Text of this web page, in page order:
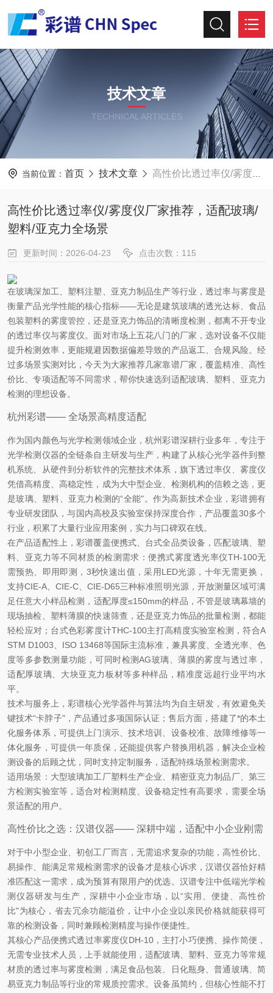
技术文章
TECHNICAL ARTICLES
当前位置： 首页 技术文章 高性价比透过率仪/雾度仪厂家推荐，适配玻璃/塑料/亚克力全场景
高性价比透过率仪/雾度仪厂家推荐，适配玻璃/
塑料/亚克力全场景
更新时间：2026-04-23 点击次数：115
在玻璃深加工、塑料注塑、亚克力制品生产等行业，透过率与雾度是
衡量产品光学性能的核心指标——无论是建筑玻璃的透光达标、食品
包装塑料的雾度管控，还是亚克力饰品的清晰度检测，都离不开专业
的透过率仪与雾度仪。面对市场上五花八门的厂家，选对设备不仅能
提升检测效率，更能规避因数据偏差导致的产品返工、合规风险。经
过多场景实测对比，今天为大家推荐几家靠谱厂家，覆盖精准、高性
价比、专项适配等不同需求，帮你快速选到适配玻璃、塑料、亚克力
检测的理想设备。
杭州彩谱—— 全场景高精度适配
作为国内颜色与光学检测领域企业，杭州彩谱深耕行业多年，专注于
光学检测仪器的全链条自主研发与生产，构建了从核心光学器件到整
机系统、从硬件到分析软件的完整技术体系，旗下透过率仪、雾度仪
凭借高精度、高稳定性，成为大中型企业、检测机构的信赖之选，更
是玻璃、塑料、亚克力检测的“全能"。作为高新技术企业，彩谱拥有
专业研发团队，与国内高校及实验室保持深度合作，产品覆盖30多个
行业，积累了大量行业应用案例，实力与口碑双在线。
在产品适配性上，彩谱覆盖便携式、台式全品类设备，匹配玻璃、塑
料、亚克力等不同材质的检测需求：便携式雾度透光率仪TH-100无
需预热、即用即测，3秒快速出值，采用LED光源，十年无需更换，
支持CIE-A、CIE-C、CIE-D65三种标准照明光源，开放测量区域可满
足任意大小样品检测，适配厚度≤150mm的样品，不管是玻璃幕墙的
现场抽检、塑料薄膜的快速筛查，还是亚克力饰品的批量检测，都能
轻松应对；台式色彩雾度计THC-100主打高精度实验室检测，符合A
STM D1003、ISO 13468等国际主流标准，兼具雾度、全透光率、色
度等多参数测量功能，可同时检测AG玻璃、薄膜的雾度与透过率，
适配厚玻璃、大块亚克力板材等多种样品，精准度远超行业平均水
平。
技术与服务上，彩谱核心光学器件与算法均为自主研发，有效避免关
键技术“卡脖子"，产品通过多项国际认证；售后方面，搭建了*的本土
化服务体系，可提供上门演示、技术培训、设备校准、故障维修等一
体化服务，可提供一年质保，还能提供客户替换用机器，解决企业检
测设备的后顾之忧，同时支持定制服务，适配特殊场景检测需求。
适用场景：大型玻璃加工厂塑料生产企业、精密亚克力制品厂、第三
方检测实验室等，适合对检测精度、设备稳定性有高要求，需要全场
景适配的用户。
高性价比之选：汉谱仪器—— 深耕中端，适配中小企业刚需
对于中小型企业、初创工厂而言，无需追求复杂的功能，高性价比、
易操作、能满足常规检测需求的设备才是核心诉求，汉谱仪器恰好精
准匹配这一需求，成为预算有限用户的优选。汉谱专注中低端光学检
测仪器研发与生产，深耕中小企业市场，以“实用、便捷、高性价
比"为核心，省去冗余功能溢价，让中小企业以亲民价格就能获得可
靠的检测设备，同时兼顾检测精度与操作便捷性。
其核心产品便携式透过率雾度仪DH-10，主打小巧便携、操作简便，
无需专业技术人员，上手就能使用，适配玻璃、塑料、亚克力等常规
材质的透过率与雾度检测，满足食品包装、日化瓶身、普通玻璃、简
易亚克力制品等行业的常规质控需求。设备虽简约，但核心性能不打